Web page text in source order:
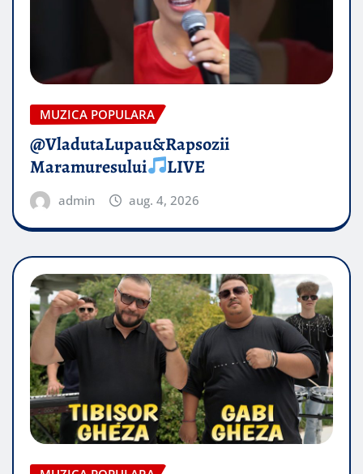
MUZICA POPULARA
@VladutaLupau&Rapsozii
Maramuresului
LIVE
admin aug. 4, 2026